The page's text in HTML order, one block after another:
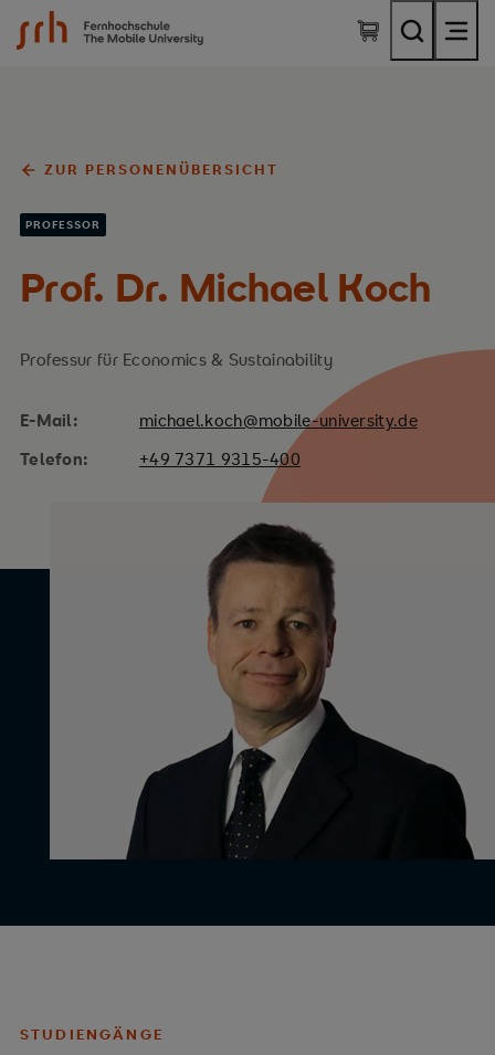
SRH Fernhochschule - The Mobile University
ZUR PERSONENÜBERSICHT
PROFESSOR
Prof. Dr. Michael Koch
Professur für Economics & Sustainability
E-Mail:
michael.koch@mobile-university.de
Telefon:
+49 7371 9315-400
STUDIENGÄNGE